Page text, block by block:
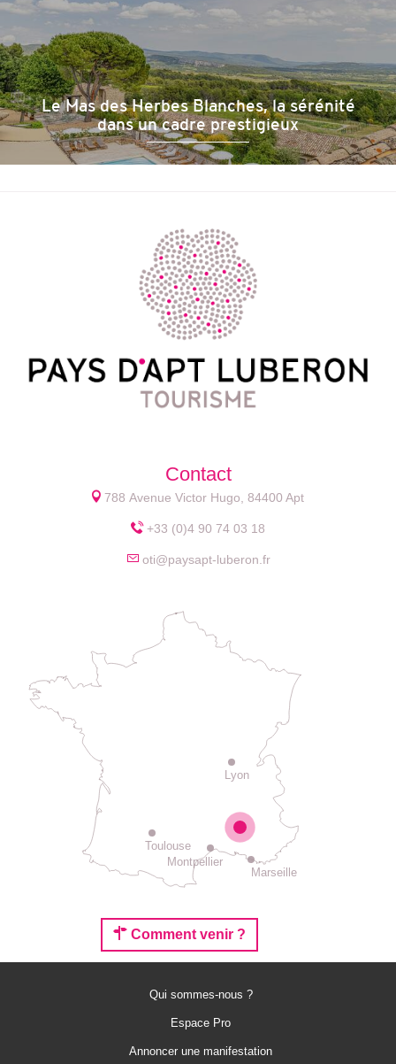
Le Mas des Herbes Blanches, la sérénité
dans un cadre prestigieux
Contact
788 Avenue Victor Hugo, 84400 Apt
+33 (0)4 90 74 03 18
oti@paysapt-luberon.fr
Lyon
Montpellier
Toulouse
Marseille
Comment venir ?
Qui sommes-nous ?
Espace Pro
Annoncer une manifestation